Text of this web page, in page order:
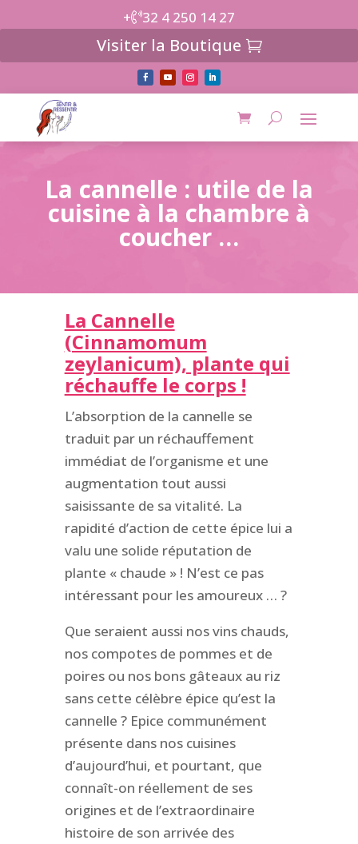
+ 32 4 250 14 27
Visiter la Boutique
La cannelle : utile de la
cuisine à la chambre à
coucher …
La Cannelle
(Cinnamomum
zeylanicum), plante qui
réchauffe le corps !
L’absorption de la cannelle se
traduit par un réchauffement
immédiat de l’organisme et une
augmentation tout aussi
saisissante de sa vitalité. La
rapidité d’action de cette épice lui a
valu une solide réputation de
plante « chaude » ! N’est ce pas
intéressant pour les amoureux … ?
Que seraient aussi nos vins chauds,
nos compotes de pommes et de
poires ou nos bons gâteaux au riz
sans cette célèbre épice qu’est la
cannelle ? Epice communément
présente dans nos cuisines
d’aujourd’hui, et pourtant, que
connaît-on réellement de ses
origines et de l’extraordinaire
histoire de son arrivée des